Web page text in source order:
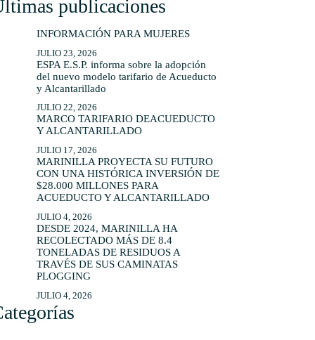
publicaciones
INFORMACIÓN PARA MUJERES
JULIO 23, 2026
ESPA E.S.P. informa sobre la adopción
del nuevo modelo tarifario de Acueducto
y Alcantarillado
JULIO 22, 2026
MARCO TARIFARIO DEACUEDUCTO
Y ALCANTARILLADO
JULIO 17, 2026
MARINILLA PROYECTA SU FUTURO
CON UNA HISTÓRICA INVERSIÓN DE
$28.000 MILLONES PARA
ACUEDUCTO Y ALCANTARILLADO
JULIO 4, 2026
DESDE 2024, MARINILLA HA
RECOLECTADO MÁS DE 8.4
TONELADAS DE RESIDUOS A
TRAVÉS DE SUS CAMINATAS
PLOGGING
JULIO 4, 2026